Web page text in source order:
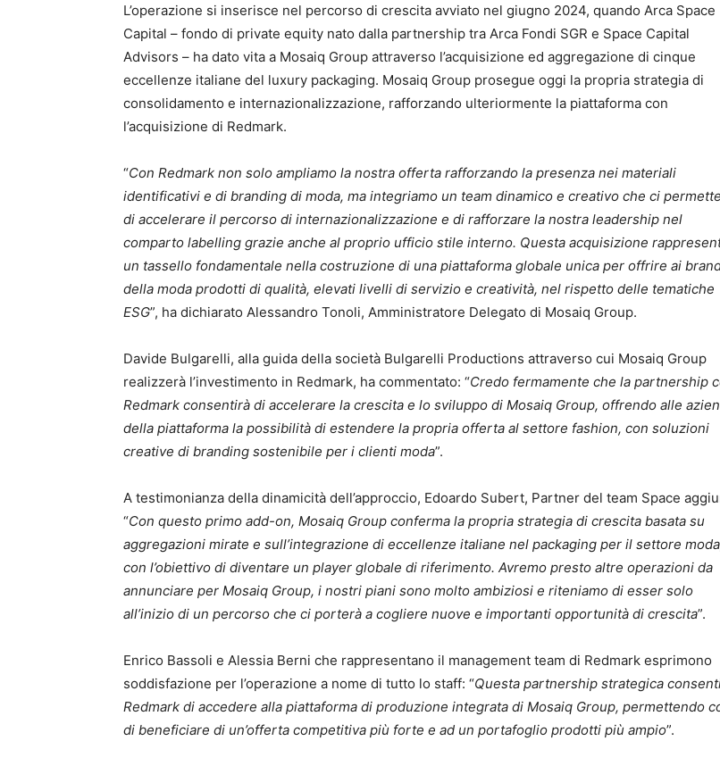
L’operazione si inserisce nel percorso di crescita avviato nel giugno 2024, quando Arca Space
Capital – fondo di private equity nato dalla partnership tra Arca Fondi SGR e Space Capital
Advisors – ha dato vita a Mosaiq Group attraverso l’acquisizione ed aggregazione di cinque
eccellenze italiane del luxury packaging. Mosaiq Group prosegue oggi la propria strategia di
consolidamento e internazionalizzazione, rafforzando ulteriormente la piattaforma con
l’acquisizione di Redmark.
“Con Redmark non solo ampliamo la nostra offerta rafforzando la presenza nei materiali
identificativi e di branding di moda, ma integriamo un team dinamico e creativo che ci
di accelerare il percorso di internazionalizzazione e di rafforzare la nostra leadership nel
comparto labelling grazie anche al proprio ufficio stile interno. Questa acquisizione
un tassello fondamentale nella costruzione di una piattaforma globale unica per offrire ai
della moda prodotti di qualità, elevati livelli di servizio e creatività, nel rispetto delle tematiche
ESG”, ha dichiarato Alessandro Tonoli, Amministratore Delegato di Mosaiq Group.
Davide Bulgarelli, alla guida della società Bulgarelli Productions attraverso cui Mosaiq Group
realizzerà l’investimento in Redmark, ha commentato: “Credo fermamente che la partnership
Redmark consentirà di accelerare la crescita e lo sviluppo di Mosaiq Group, offrendo alle
della piattaforma la possibilità di estendere la propria offerta al settore fashion, con soluzioni
creative di branding sostenibile per i clienti moda”.
A testimonianza della dinamicità dell’approccio, Edoardo Subert, Partner del team Space
“Con questo primo add-on, Mosaiq Group conferma la propria strategia di crescita basata su
aggregazioni mirate e sull’integrazione di eccellenze italiane nel packaging per il settore
con l’obiettivo di diventare un player globale di riferimento. Avremo presto altre operazioni da
annunciare per Mosaiq Group, i nostri piani sono molto ambiziosi e riteniamo di esser solo
all’inizio di un percorso che ci porterà a cogliere nuove e importanti opportunità di crescita”.
Enrico Bassoli e Alessia Berni che rappresentano il management team di Redmark esprimono
soddisfazione per l’operazione a nome di tutto lo staff: “Questa partnership strategica
Redmark di accedere alla piattaforma di produzione integrata di Mosaiq Group, permettendo
di beneficiare di un’offerta competitiva più forte e ad un portafoglio prodotti più ampio”.